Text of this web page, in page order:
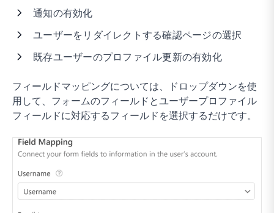
通知の有効化
ユーザーをリダイレクトする確認ページの選択
既存ユーザーのプロファイル更新の有効化
フィールドマッピングについては、ドロップダウンを使
用して、フォームのフィールドとユーザープロファイル
フィールドに対応するフィールドを選択するだけです。